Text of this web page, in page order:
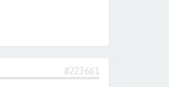
#223661